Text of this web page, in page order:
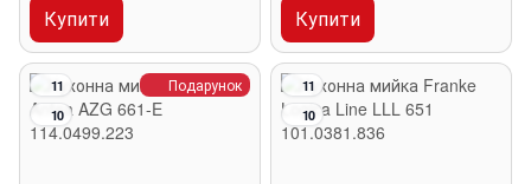
Купити Купити
Подарунок
11
10
11
10